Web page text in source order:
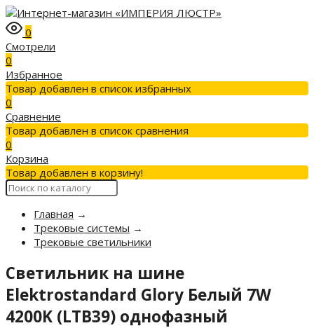
0
Смотрели
0
Избранное
Товар добавлен в список избранных
0
Сравнение
Товар добавлен в список сравнения
0
Корзина
Товар добавлен в корзину!
Главная →
Трековые системы →
Трековые светильники
Светильник на шине
Elektrostandard Glory Белый 7W
4200K (LTB39) однофазный